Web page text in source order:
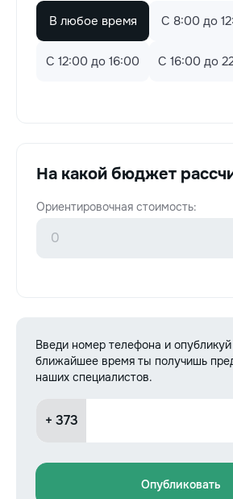
В любое время C 8:00 до
C 12:00 до 16:00 C 16:00 до
На какой бюджет
Ориентировочная стоимость:
Введи номер телефона и
ближайшее время ты получишь
наших специалистов.
+ 373
Опубликовать